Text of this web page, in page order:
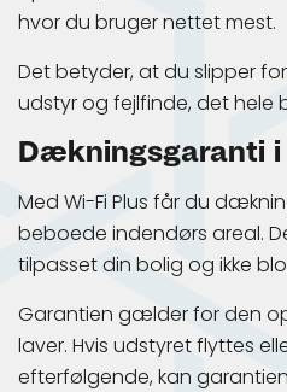
hvor du bruger nettet mest.
Det betyder, at du slipper
udstyr og fejlfinde, det hele
Dækningsgaranti
Med Wi-Fi Plus får du
beboede indendørs areal.
tilpasset din bolig og ikke
Garantien gælder for den
laver. Hvis udstyret flyttes
efterfølgende, kan